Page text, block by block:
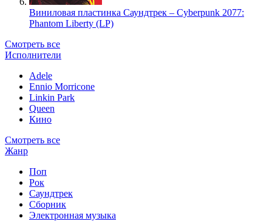
Виниловая пластинка Саундтрек – Cyberpunk 2077:
Phantom Liberty (LP)
Смотреть все
Исполнители
Adele
Ennio Morricone
Linkin Park
Queen
Кино
Смотреть все
Жанр
Поп
Рок
Саундтрек
Сборник
Электронная музыка